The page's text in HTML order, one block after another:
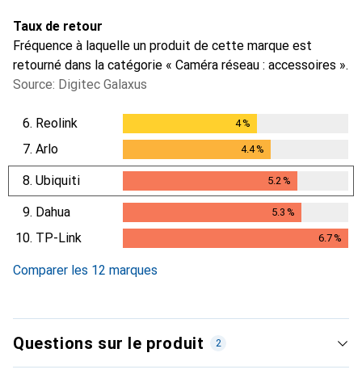
Taux de retour
Fréquence à laquelle un produit de cette marque est
retourné dans la catégorie « Caméra réseau : accessoires ».
Source: Digitec Galaxus
6. Reolink 4%
7. Arlo 4.4%
8. Ubiquiti 5.2 %
9. Dahua 5.3 %
10. TP-Link 6.7%
Comparer les 12 marques
Questions sur le produit 2